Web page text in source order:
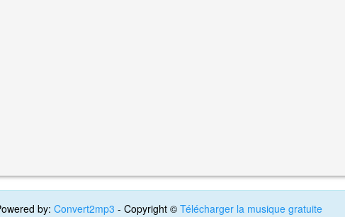
by: Convert2mp3 - Copyright © Télécharger la musique gratuite